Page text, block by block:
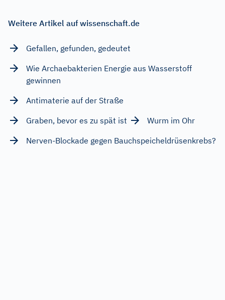
Weitere Artikel auf wissenschaft.de
Gefallen, gefunden, gedeutet
Wie Archaebakterien Energie aus Wasserstoff
gewinnen
Antimaterie auf der Straße
Graben, bevor es zu spät ist
Wurm im Ohr
Nerven-Blockade gegen Bauchspeicheldrüsenkrebs?